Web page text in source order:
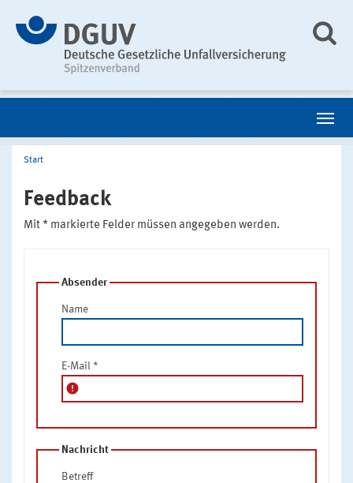
Start
Feedback
Mit * markierte Felder müssen angegeben werden.
Absender
Name
E-Mail *
error
Nachricht
Betreff